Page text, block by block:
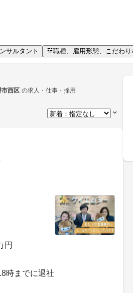
サルタント 職種、雇用形態、こだわり
市西区 の求人・仕事・採用
円
時までに退社